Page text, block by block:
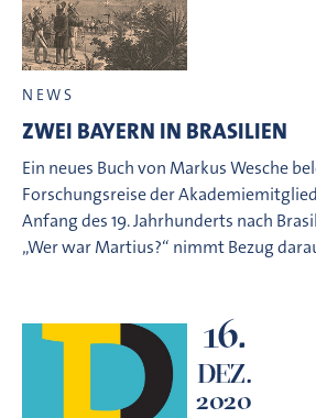
NEWS
ZWEI BAYERN IN BRASILIEN
Ein neues Buch von Markus Wesche
Forschungsreise der
Anfang des 19. Jahrhunderts nach
„Wer war Martius?“ nimmt Bezug
16.
DEZ.
2020